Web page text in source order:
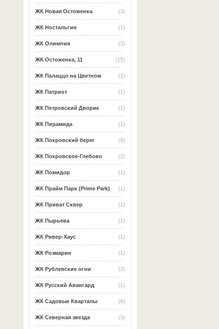
(3)
ЖК Новая Остоженка
(1)
ЖК Ностальгия
(3)
ЖК Олимпия
(15)
ЖК Остоженка, 11
(2)
ЖК Палаццо на Цветном
(1)
ЖК Патриот
(1)
ЖК Петровский Дворик
(1)
ЖК Пирамида
(6)
ЖК Покровский берег
(2)
ЖК Покровское-Глебово
(1)
ЖК Помидор
(1)
ЖК Прайм Парк (Prime Park)
(1)
ЖК Приват Сквер
(1)
ЖК Пырьева
(1)
ЖК Ривер-Хаус
(1)
ЖК Розмарин
(2)
ЖК Рублевские огни
(1)
ЖК Русский Авангард
(6)
ЖК Садовые Кварталы
(3)
ЖК Северная звезда